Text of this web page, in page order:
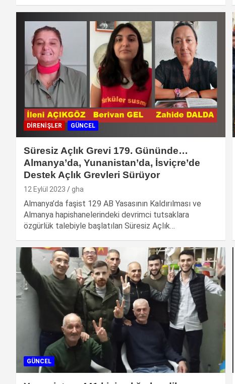
DIRENIŞLER GÜNCEL
Süresiz Açlık Grevi 179. Gününde…
Almanya’da, Yunanistan’da, İsviçre’de
Destek Açlık Grevleri Sürüyor
12 Eylül 2023 gha
Almanya’da faşist 129 AB Yasasının Kaldırılması ve
Almanya hapishanelerindeki devrimci tutsaklara
özgürlük talebiyle başlatılan Süresiz Açlık…
GÜNCEL